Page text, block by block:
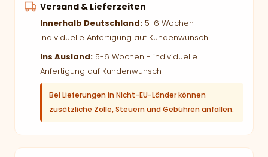
Versand & Lieferzeiten
Innerhalb Deutschland: 5-6 Wochen -
individuelle Anfertigung auf Kundenwunsch
Ins Ausland: 5-6 Wochen - individuelle
Anfertigung auf Kundenwunsch
Bei Lieferungen in Nicht-EU-Länder können
zusätzliche Zölle, Steuern und Gebühren anfallen.